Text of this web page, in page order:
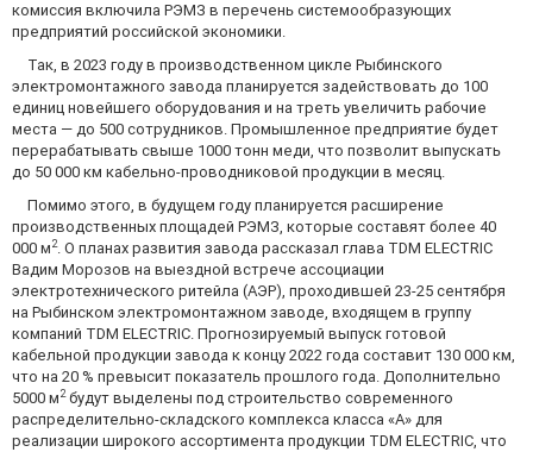
комиссия включила РЭМЗ в перечень системообразующих
предприятий российской экономики.
Так, в 2023 году в производственном цикле Рыбинского
электромонтажного завода планируется задействовать до 100
единиц новейшего оборудования и на треть увеличить рабочие
места — до 500 сотрудников. Промышленное предприятие будет
перерабатывать свыше 1000 тонн меди, что позволит выпускать
до 50 000 км кабельно-проводниковой продукции в месяц.
Помимо этого, в будущем году планируется расширение
производственных площадей РЭМЗ, которые составят более 40
000 м2. О планах развития завода рассказал глава TDM ELECTRIC
Вадим Морозов на выездной встрече ассоциации
электротехнического ритейла (АЭР), проходившей 23-25 сентября
на Рыбинском электромонтажном заводе, входящем в группу
компаний TDM ELECTRIC. Прогнозируемый выпуск готовой
кабельной продукции завода к концу 2022 года составит 130 000 км,
что на 20 % превысит показатель прошлого года. Дополнительно
5000 м2будут выделены под строительство современного
распределительно-складского комплекса класса «А» для
реализации широкого ассортимента продукции TDM ELECTRIC, что